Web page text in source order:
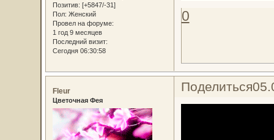
Позитив: [+5847/-31]
Пол: Женский
Провел на форуме:
1 год 9 месяцев
Последний визит:
Сегодня 06:30:58
0
Поделиться
Fleur
Цветочная Фея